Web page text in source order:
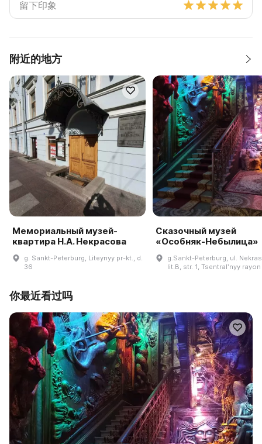
附近的地方
Мемориальный музей-
квартира Н.А. Некрасова
g. Sankt-Peterburg, Liteynyy pr-kt., d.
36
Сказочный музей
«Особняк-Небылица»
g.Sankt-Peterburg, ul.
lit.B, str. 1, Tsentralʹnyy rayon
你最近看过吗